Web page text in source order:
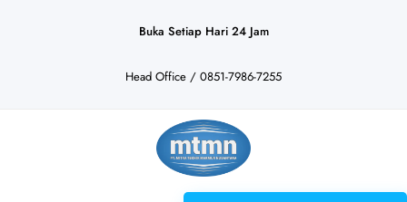
Buka Setiap Hari 24 Jam
Head Office / 0851-7986-7255